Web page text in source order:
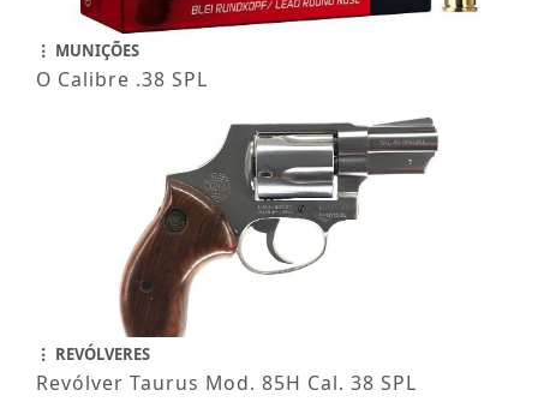
MUNIÇÕES
O Calibre .38 SPL
REVÓLVERES
Revólver Taurus Mod. 85H Cal. 38 SPL